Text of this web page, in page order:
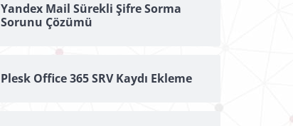
Yandex Mail Sürekli Şifre Sorma
Sorunu Çözümü
Plesk Office 365 SRV Kaydı Ekleme